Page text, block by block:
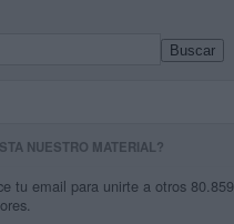
Buscar
NUESTRO MATERIAL?
tu email para unirte a otros 80.859